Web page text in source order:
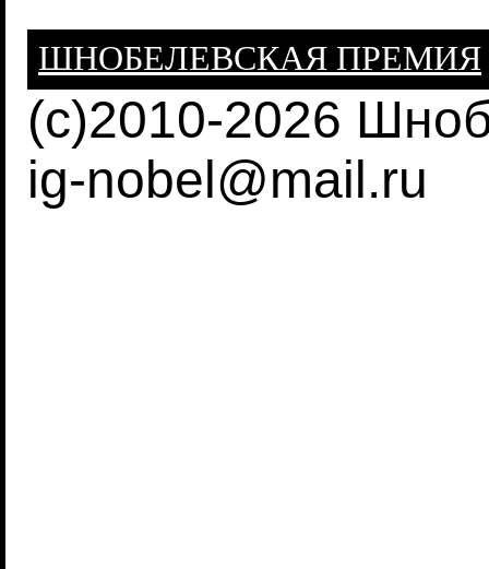
ШНОБЕЛЕВСКАЯ ПРЕМИЯ
(c)2010-2026
ig-nobel@mail.ru